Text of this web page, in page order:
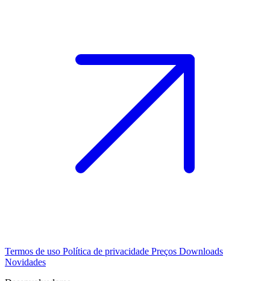
Termos de uso Política de privacidade Preços Downloads
Novidades